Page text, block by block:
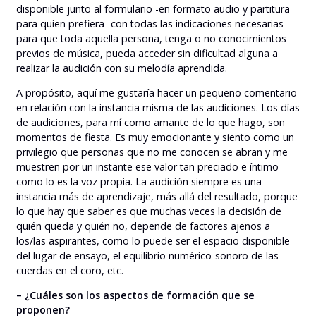
disponible junto al formulario -en formato audio y partitura
para quien prefiera- con todas las indicaciones necesarias
para que toda aquella persona, tenga o no conocimientos
previos de música, pueda acceder sin dificultad alguna a
realizar la audición con su melodía aprendida.
A propósito, aquí me gustaría hacer un pequeño comentario
en relación con la instancia misma de las audiciones. Los días
de audiciones, para mí como amante de lo que hago, son
momentos de fiesta. Es muy emocionante y siento como un
privilegio que personas que no me conocen se abran y me
muestren por un instante ese valor tan preciado e íntimo
como lo es la voz propia. La audición siempre es una
instancia más de aprendizaje, más allá del resultado, porque
lo que hay que saber es que muchas veces la decisión de
quién queda y quién no, depende de factores ajenos a
los/las aspirantes, como lo puede ser el espacio disponible
del lugar de ensayo, el equilibrio numérico-sonoro de las
cuerdas en el coro, etc.
– ¿Cuáles son los aspectos de formación que se
proponen?